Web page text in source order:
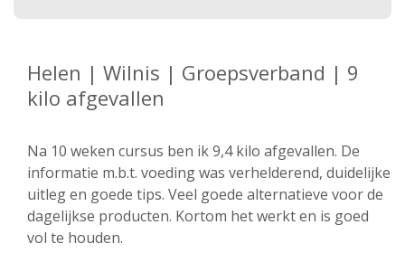
Helen | Wilnis | Groepsverband | 9
kilo afgevallen
Na 10 weken cursus ben ik 9,4 kilo afgevallen. De
informatie m.b.t. voeding was verhelderend, duidelijke
uitleg en goede tips. Veel goede alternatieve voor de
dagelijkse producten. Kortom het werkt en is goed
vol te houden.